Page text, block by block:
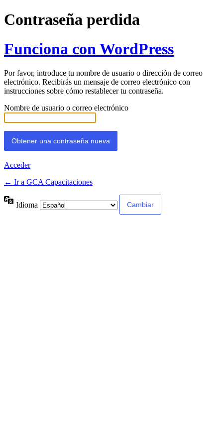
Contraseña perdida
Funciona con WordPress
Por favor, introduce tu nombre de usuario o dirección de correo
electrónico. Recibirás un mensaje de correo electrónico con
instrucciones sobre cómo restablecer tu contraseña.
Nombre de usuario o correo electrónico
Acceder
← Ir a GCA Capacitaciones
Idioma